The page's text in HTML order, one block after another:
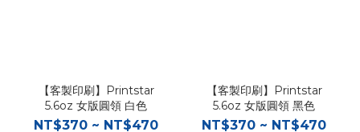
【客製印刷】Printstar
5.6oz 女版圓領 白色
NT$370 ~ NT$470
【客製印刷】Printstar
5.6oz 女版圓領 黑色
NT$370 ~ NT$470